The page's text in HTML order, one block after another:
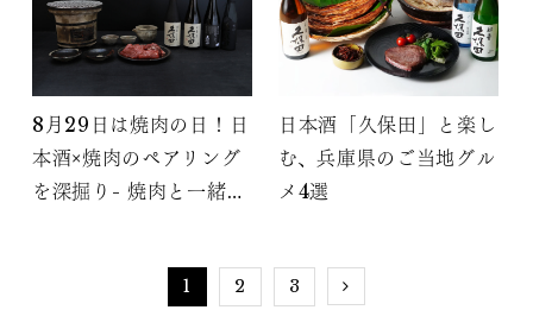
8月29日は焼肉の日！日
本酒×焼肉のペアリング
を深掘り- 焼肉と一緒に
日本酒「久保田」と楽し
む、兵庫県のご当地グル
メ4選
1 2 3